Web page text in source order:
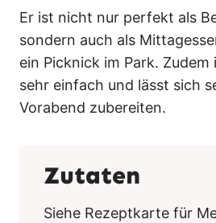
Er ist nicht nur perfekt als
sondern auch als
ein Picknick im Park. Zudem
sehr einfach und lässt sich
Vorabend zubereiten.
Zutaten
Siehe Rezeptkarte für